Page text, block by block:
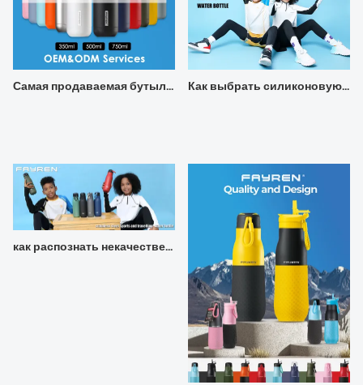
Самая продаваемая бутылка для воды Фэйрен из нержавеющей стали. Как выбрать силиконовую бутылку для воды, подходящую для детей?
как распознать некачественные термобутылки?